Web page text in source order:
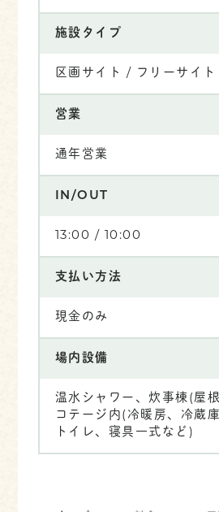
施設タイプ
区画サイト / フリーサイト
営業
通年営業
IN/OUT
13:00 / 10:00
支払い方法
現金のみ
場内設備
温水シャワー、炊事棟(屋
コテージ内(冷暖房、冷蔵
トイレ、寝具一式など)